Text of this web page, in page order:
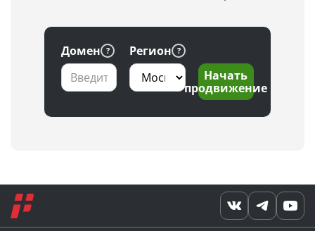
Домен
Регион
Начать
продвижение